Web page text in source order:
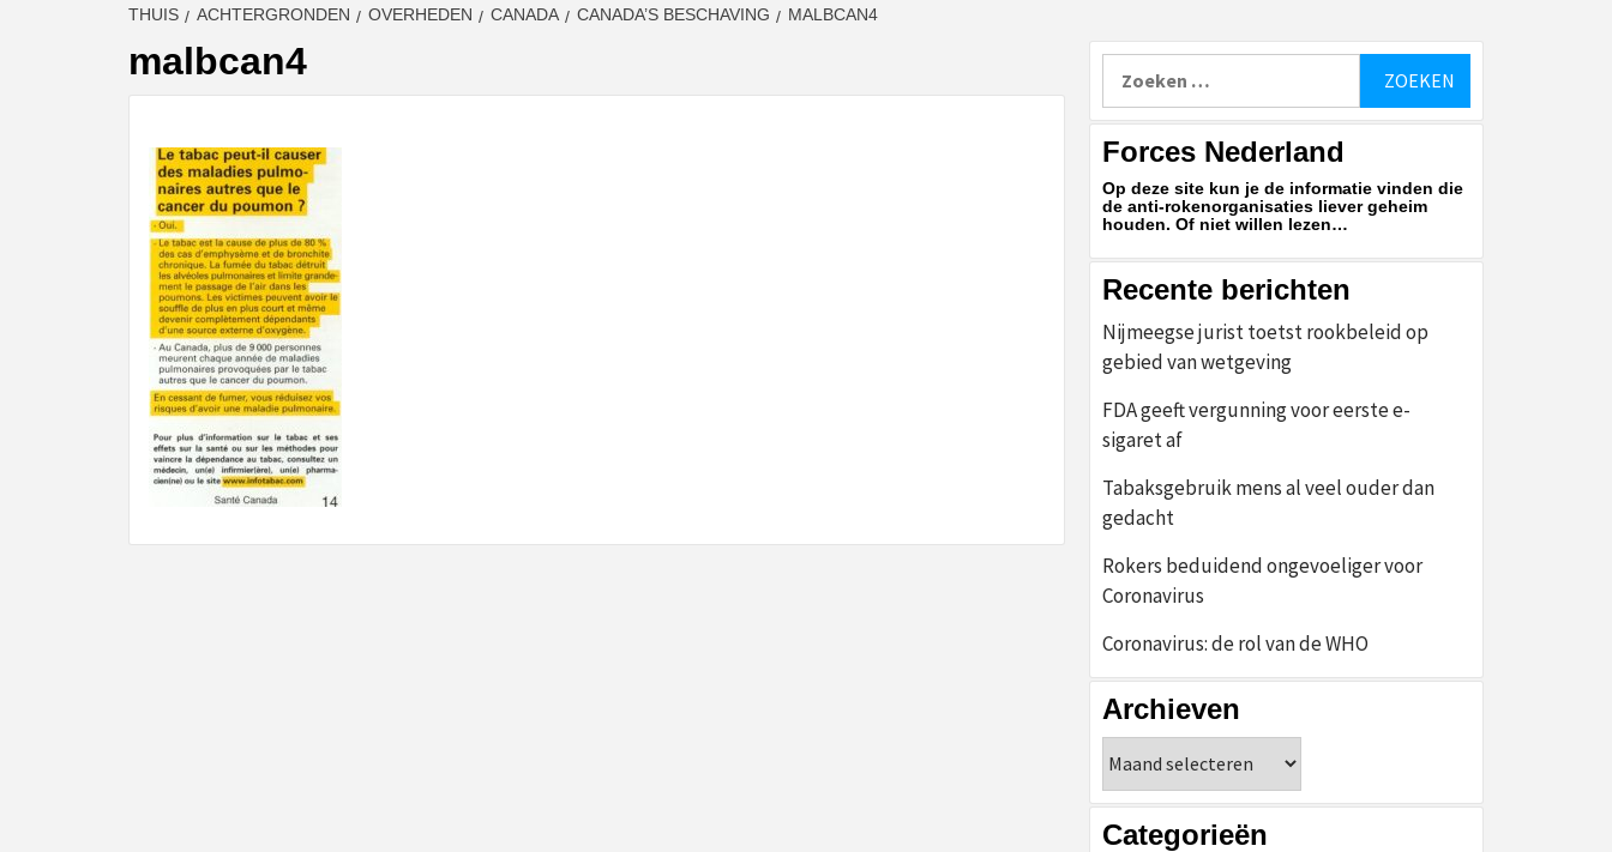
THUIS ACHTERGRONDEN OVERHEDEN CANADA CANADA’S BESCHAVING MALBCAN4
malbcan4
naar:
Forces Nederland
Op deze site kun je de informatie vinden die
de anti-rokenorganisaties liever geheim
houden. Of niet willen lezen…
Recente berichten
Nijmeegse jurist toetst rookbeleid op
gebied van wetgeving
FDA geeft vergunning voor eerste e-
sigaret af
Tabaksgebruik mens al veel ouder dan
gedacht
Rokers beduidend ongevoeliger voor
Coronavirus
Coronavirus: de rol van de WHO
Archieven
Categorieën